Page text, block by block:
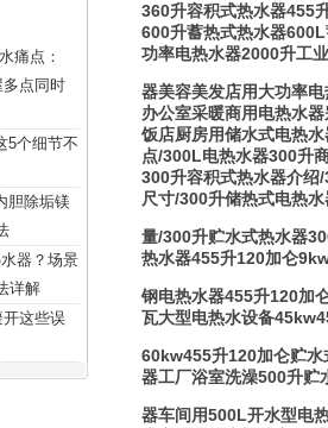
痛点：
点同时
5个细节不
胆除垢镁
器？场景
详解
这些误
360升容积式热水器455
600升蓄热式热水器
功率电热水器2000升工
器美容美发店用大功率
办公室采暖商用电热水
饭店厨房用储水式电热
点/300L电热水器300升
300升容积式热水器介绍
尺寸/300升储热式电热
量/300升贮水式热水器
热水器455升120加仑
钢电热水器455升120加
瓦大型电热水设备
60kw455升120加仑贮
器工厂浴室洗澡500升贮
器车间用500L开水型电